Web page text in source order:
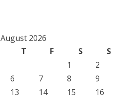
August 2026
T F S
S
1
2
6 7 8
9
13 14 15
16